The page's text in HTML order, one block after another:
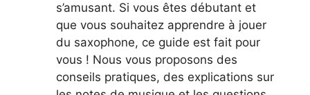
s’amusant. Si vous êtes débutant et
que vous souhaitez apprendre à jouer
du saxophone, ce guide est fait pour
vous ! Nous vous proposons des
conseils pratiques, des explications sur